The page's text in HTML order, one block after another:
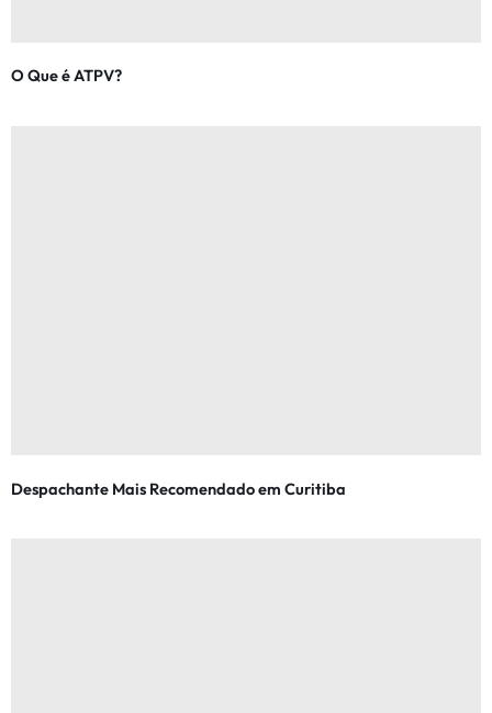
O Que é ATPV?
Despachante Mais Recomendado em Curitiba